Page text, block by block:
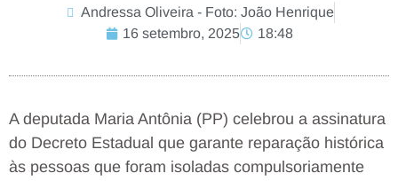
Andressa Oliveira - Foto: João Henrique
16 setembro, 2025
18:48
A deputada Maria Antônia (PP) celebrou a assinatura
do Decreto Estadual que garante reparação histórica
às pessoas que foram isoladas compulsoriamente